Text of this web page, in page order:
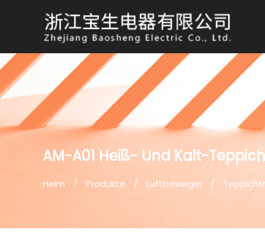
AM-A01 Heiß- Und Kalt-
Heim / Produkte / Luftbeweger /